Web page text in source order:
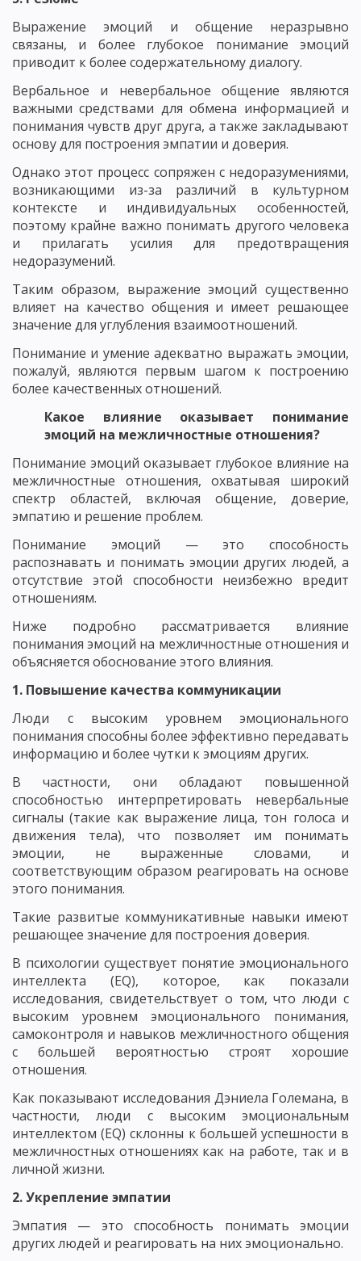
Выражение эмоций и общение неразрывно
связаны, и более глубокое понимание эмоций
приводит к более содержательному диалогу.
Вербальное и невербальное общение являются
важными средствами для обмена информацией и
понимания чувств друг друга, а также закладывают
основу для построения эмпатии и доверия.
Однако этот процесс сопряжен с недоразумениями,
возникающими из-за различий в культурном
контексте и индивидуальных особенностей,
поэтому крайне важно понимать другого человека
и прилагать усилия для предотвращения
недоразумений.
Таким образом, выражение эмоций существенно
влияет на качество общения и имеет решающее
значение для углубления взаимоотношений.
Понимание и умение адекватно выражать эмоции,
пожалуй, являются первым шагом к построению
более качественных отношений.
Какое влияние оказывает понимание
эмоций на межличностные отношения?
Понимание эмоций оказывает глубокое влияние на
межличностные отношения, охватывая широкий
спектр областей, включая общение, доверие,
эмпатию и решение проблем.
Понимание эмоций — это способность
распознавать и понимать эмоции других людей, а
отсутствие этой способности неизбежно вредит
отношениям.
Ниже подробно рассматривается влияние
понимания эмоций на межличностные отношения и
объясняется обоснование этого влияния.
1. Повышение качества коммуникации
Люди с высоким уровнем эмоционального
понимания способны более эффективно передавать
информацию и более чутки к эмоциям других.
В частности, они обладают повышенной
способностью интерпретировать невербальные
сигналы (такие как выражение лица, тон голоса и
движения тела), что позволяет им понимать
эмоции, не выраженные словами, и
соответствующим образом реагировать на основе
этого понимания.
Такие развитые коммуникативные навыки имеют
решающее значение для построения доверия.
В психологии существует понятие эмоционального
интеллекта (EQ), которое, как показали
исследования, свидетельствует о том, что люди с
высоким уровнем эмоционального понимания,
самоконтроля и навыков межличностного общения
с большей вероятностью строят хорошие
отношения.
Как показывают исследования Дэниела Големана, в
частности, люди с высоким эмоциональным
интеллектом (EQ) склонны к большей успешности в
межличностных отношениях как на работе, так и в
личной жизни.
2. Укрепление эмпатии
Эмпатия — это способность понимать эмоции
других людей и реагировать на них эмоционально.